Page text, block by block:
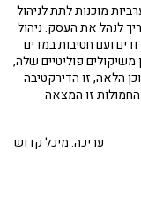
מוכנות לתת לניהול
לנהל את העסק. ניהול
ועם חטיבות במדים
פוליטיים שלה,
הלאה, זו הדירקטיבה
זו המצאה
עריכה: מיכל קדוש